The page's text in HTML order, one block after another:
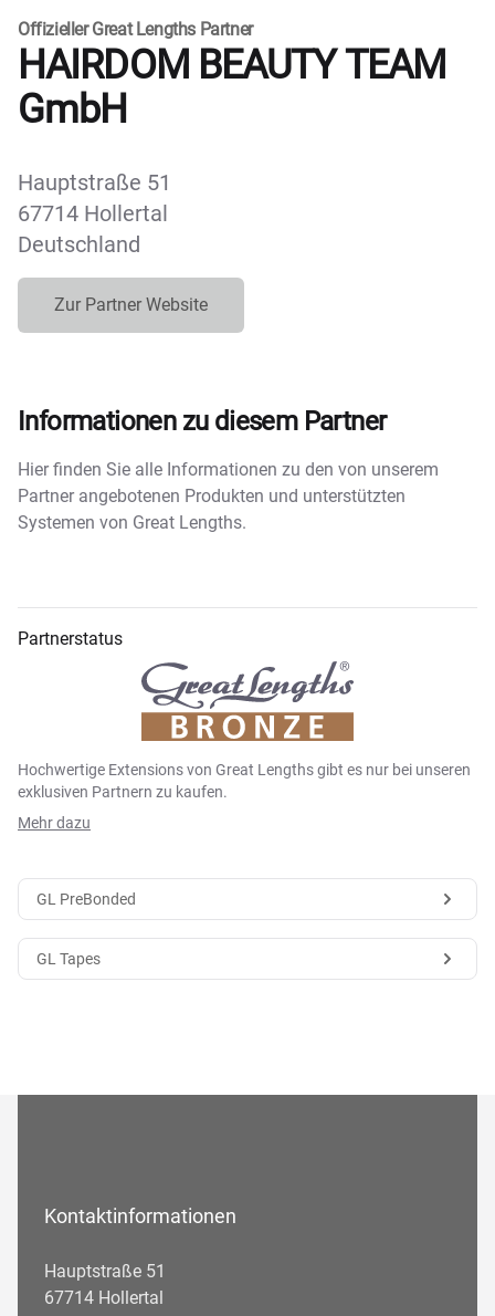
Offizieller Great Lengths Partner
HAIRDOM BEAUTY TEAM
GmbH
Hauptstraße 51
67714 Hollertal
Deutschland
Zur Partner Website
Informationen zu diesem Partner
Hier finden Sie alle Informationen zu den von unserem
Partner angebotenen Produkten und unterstützten
Systemen von Great Lengths.
Partnerstatus
Hochwertige Extensions von Great Lengths gibt es nur bei unseren
exklusiven Partnern zu kaufen.
Mehr dazu
GL PreBonded
GL Tapes
Kontaktinformationen
Hauptstraße 51
67714 Hollertal